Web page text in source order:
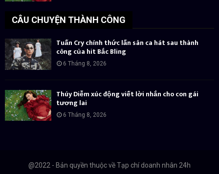
CÂU CHUYỆN THÀNH CÔNG
Tuấn Cry chính thức lấn sân ca hát sau thành
công của hit Bắc Bling
6 Tháng 8, 2026
Thúy Diễm xúc động viết lời nhắn cho con gái
tương lai
6 Tháng 8, 2026
@2022 - Bản quyền thuộc về Tạp chí doanh nhân 24h